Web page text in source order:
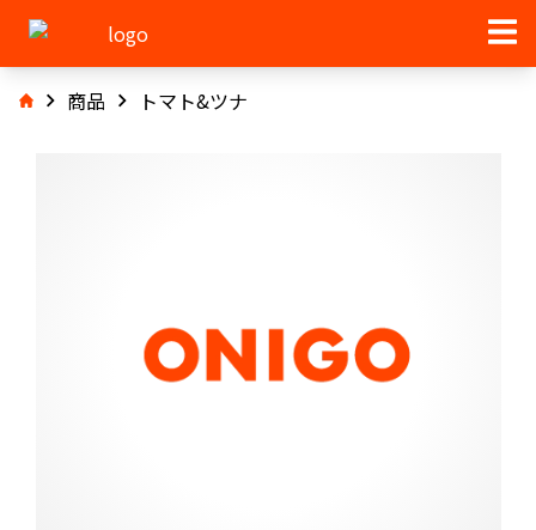
商品 トマト&ツナ